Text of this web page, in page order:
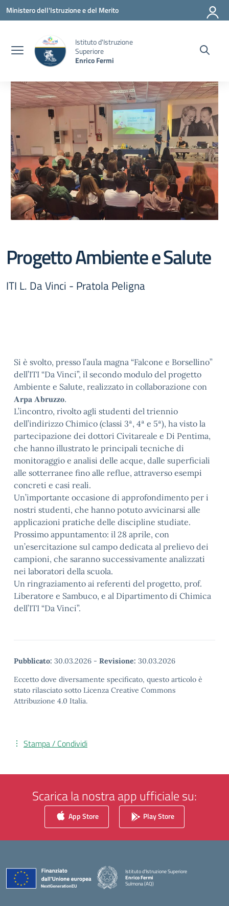
Vai ai contenuti
Vai al menu di navigazione
Vai al footer
Ministero dell'Istruzione e del Merito
Istituto d'Istruzione
Superiore
Enrico Fermi
Progetto Ambiente e Salute
ITI L. Da Vinci - Pratola Peligna
Si è svolto, presso l’aula magna “Falcone e Borsellino”
dell’ITI “Da Vinci”, il secondo modulo del progetto
Ambiente e Salute, realizzato in collaborazione con
𝐀𝐫𝐩𝐚 𝐀𝐛𝐫𝐮𝐳𝐳𝐨.
L’incontro, rivolto agli studenti del triennio
dell’indirizzo Chimico (classi 3ª, 4ª e 5ª), ha visto la
partecipazione dei dottori Civitareale e Di Pentima,
che hanno illustrato le principali tecniche di
monitoraggio e analisi delle acque, dalle superficiali
alle sotterranee fino alle reflue, attraverso esempi
concreti e casi reali.
Un’importante occasione di approfondimento per i
nostri studenti, che hanno potuto avvicinarsi alle
applicazioni pratiche delle discipline studiate.
Prossimo appuntamento: il 28 aprile, con
un’esercitazione sul campo dedicata al prelievo dei
campioni, che saranno successivamente analizzati
nei laboratori della scuola.
Un ringraziamento ai referenti del progetto, prof.
Liberatore e Sambuco, e al Dipartimento di Chimica
dell’ITI “Da Vinci”.
Pubblicato: 30.03.2026 - Revisione: 30.03.2026
Eccetto dove diversamente specificato, questo articolo è
stato rilasciato sotto Licenza Creative Commons
Attribuzione 4.0 Italia.
Stampa / Condividi
Scarica la nostra app ufficiale su:
App Store Play Store
Istituto d'Istruzione Superiore
Enrico Fermi
Sulmona (AQ)
— Visita la pagina iniziale della scuola